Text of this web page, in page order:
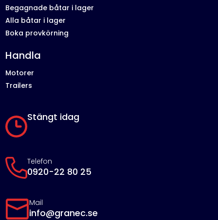
Stängt idag
Telefon
0920-22 80 25
Mail
info@granec.se
Begagnade båtar i lager
Alla båtar i lager
Boka provkörning
Handla
Motorer
Trailers